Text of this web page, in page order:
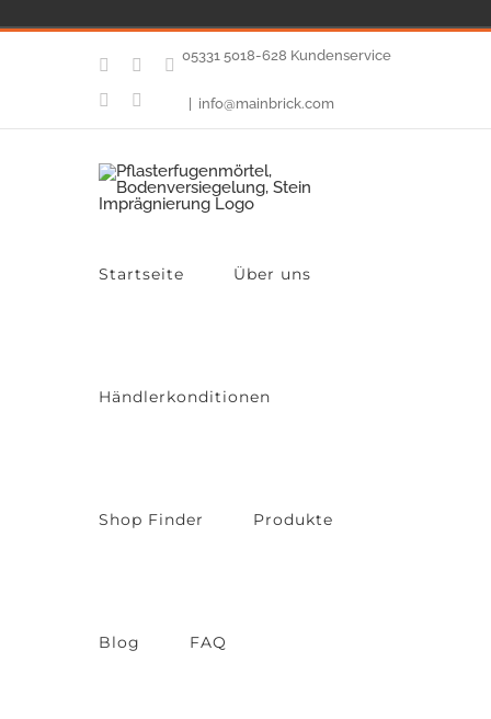
Facebook
TwitterYouTube
Instagram
05331 5018-628 Kundenservice
info@mainbrick.com
Startseite Über uns
Händlerkonditionen
Shop Finder Produkte
Blog FAQ